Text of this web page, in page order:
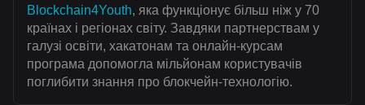
Blockchain4Youth, яка функціонує більш ніж у 70
країнах і регіонах світу. Завдяки партнерствам у
галузі освіти, хакатонам та онлайн-курсам
програма допомогла мільйонам користувачів
поглибити знання про блокчейн-технологію.